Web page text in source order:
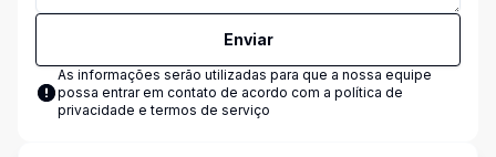
Enviar
As informações serão utilizadas para que a nossa equipe
possa entrar em contato de acordo com a política de
privacidade e termos de serviço